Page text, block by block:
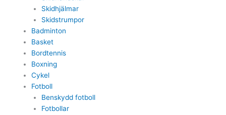
Skidhjälmar
Skidstrumpor
Badminton
Basket
Bordtennis
Boxning
Cykel
Fotboll
Benskydd fotboll
Fotbollar